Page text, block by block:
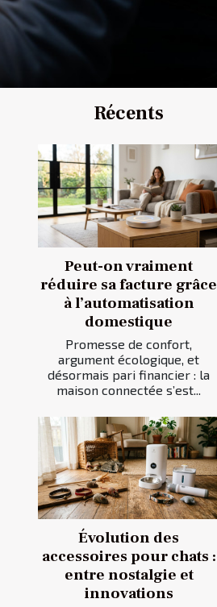
Récents
Peut-on vraiment
réduire sa facture grâce
à l’automatisation
domestique
Promesse de confort,
argument écologique, et
désormais pari financier : la
maison connectée s’est...
Évolution des
accessoires pour chats :
entre nostalgie et
innovations